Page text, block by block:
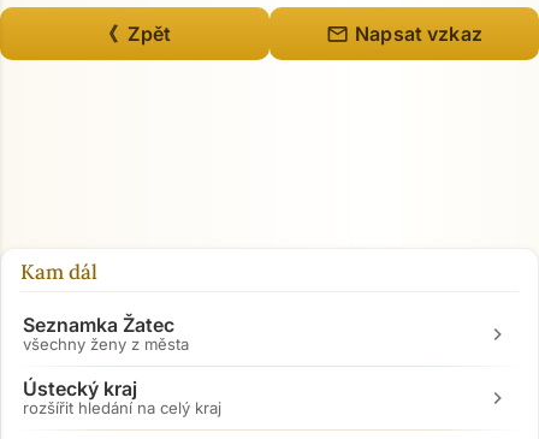
Přejít na hlavní obsah
《 Zpět mail Napsat vzkaz
Kam dál
Seznamka Žatec
všechny ženy z města chevron_right
Ústecký kraj
rozšířit hledání na celý kraj chevron_right